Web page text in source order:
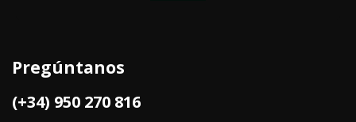
Pregúntanos
(+34) 950 270 816